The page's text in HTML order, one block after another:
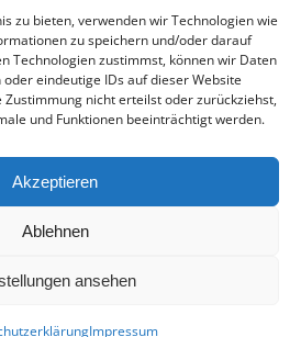
zu bieten, verwenden wir Technologien wie
zu speichern und/oder darauf
Technologien zustimmst, können wir Daten
eindeutige IDs auf dieser Website
nicht erteilst oder zurückziehst,
und Funktionen beeinträchtigt werden.
Akzeptieren
Ablehnen
ansehen
Impressum
09282 979080
Datenschutz